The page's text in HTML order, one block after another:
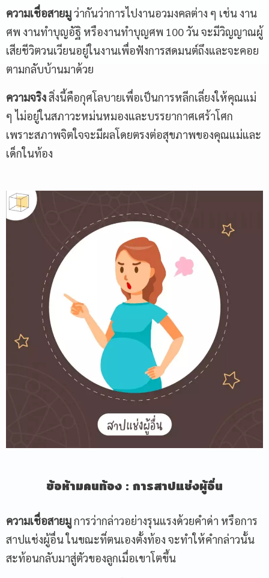
ความเชื่อสายมูว่ากันว่าการไปงานอวมงคลต่าง ๆ เช่น งาน
ศพ งานทำบุญอัฐิ หรืองานทำบุญศพ 100 วัน จะมีวิญญาณผู้
เสียชีวิตวนเวียนอยู่ในงานเพื่อฟังการสดมนต์ถึงและจะคอย
ตามกลับบ้านมาด้วย
ความจริงสิ่งนี้คือกุศโลบายเพื่อเป็นการหลีกเลี่ยงให้คุณแม่
ๆ ไม่อยู่ในสภาวะหม่นหมองและบรรยากาศเศร้าโศก
เพราะสภาพจิตใจจะมีผลโดยตรงต่อสุขภาพของคุณแม่และ
เด็กในท้อง
ข้อห้ามคนท้อง : การสาปแช่งผู้อื่น
ความเชื่อสายมูการว่ากล่าวอย่างรุนแรงด้วยคำด่า หรือการ
สาปแช่งผู้อื่น ในขณะที่ตนเองตั้งท้อง จะทำให้คำกล่าวนั้น
สะท้อนกลับมาสู่ตัวของลูกเมื่อเขาโตขึ้น